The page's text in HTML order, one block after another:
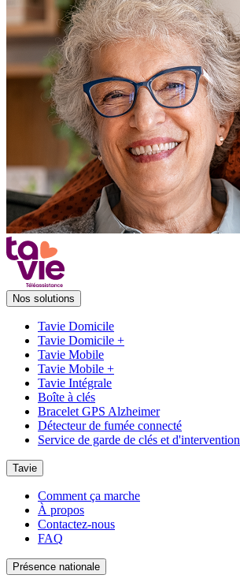
Nos solutions
Tavie Domicile
Tavie Domicile +
Tavie Mobile
Tavie Mobile +
Tavie Intégrale
Boîte à clés
Bracelet GPS Alzheimer
Détecteur de fumée connecté
Service de garde de clés et d'intervention
Tavie
Comment ça marche
À propos
Contactez-nous
FAQ
Présence nationale